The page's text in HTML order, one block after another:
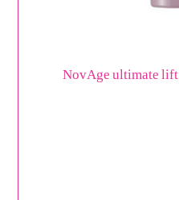
سرم لیفتینگ بالای 40 سال💜NovAge ultimate lift